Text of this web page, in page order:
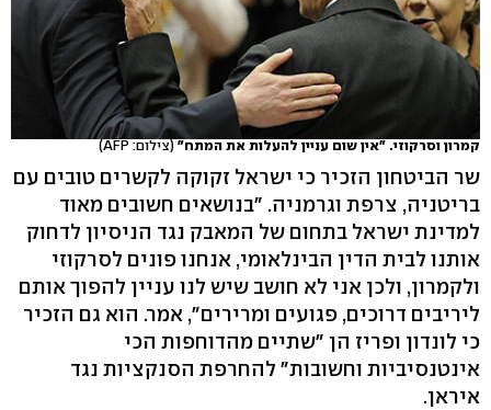
קמרון וסרקוזי. "אין שום עניין להעלות את המתח" (צילום: AFP)
שר הביטחון הזכיר כי ישראל זקוקה לקשרים טובים עם
בריטניה, צרפת וגרמניה. "בנושאים חשובים מאוד
למדינת ישראל בתחום של המאבק נגד הניסיון לדחוק
אותנו לבית הדין הבינלאומי, אנחנו פונים לסרקוזי
ולקמרון, ולכן אני לא חושב שיש לנו עניין להפוך אותם
ליריבים דרוכים, פגועים ומרירים", אמר. הוא גם הזכיר
כי לונדון ופריז הן "שתיים מהדוחפות הכי
אינטנסיביות וחשובות" להחרפת הסנקציות נגד
איראן.